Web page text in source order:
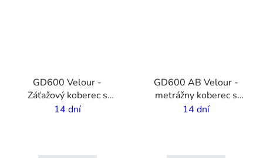
GD600 Velour -
Záťažový koberec s
potlačou - Dlhodobé
14 dní
GD600 AB Velour -
metrážny koberec s
vlastnou potlačou - 2m
14 dní